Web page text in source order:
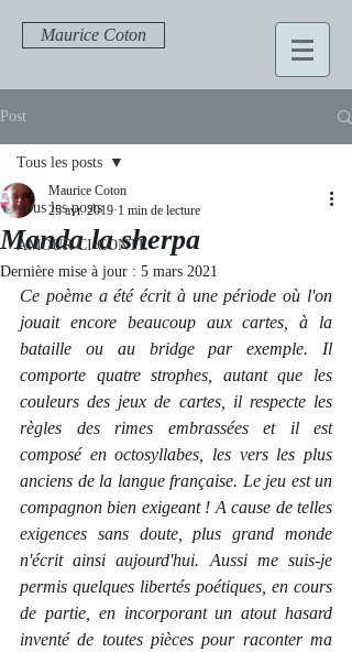
Maurice Coton
Post
Tous les posts
AMOUR CI CONTE
Tous les posts
Manda la sherpa
Maurice Coton
25 avr. 2019 1 min de lecture
Dernière mise à jour : 5 mars 2021
Ce poème a été écrit à une période où l'on
jouait encore beaucoup aux cartes, à la
bataille ou au bridge par exemple. Il
comporte quatre strophes, autant que les
couleurs des jeux de cartes, il respecte les
règles des rimes embrassées et il est
composé en octosyllabes, les vers les plus
anciens de la langue française. Le jeu est un
compagnon bien exigeant ! A cause de telles
exigences sans doute, plus grand monde
n'écrit ainsi aujourd'hui. Aussi me suis-je
permis quelques libertés poétiques, en cours
de partie, en incorporant un atout hasard
inventé de toutes pièces pour raconter ma